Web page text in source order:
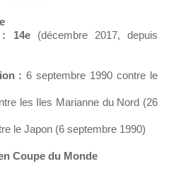
: 14e(décembre 2017, depuis
: 6 septembre 1990 contre le
les Iles Marianne du Nord (26
le Japon (6 septembre 1990)
Coupe du Monde